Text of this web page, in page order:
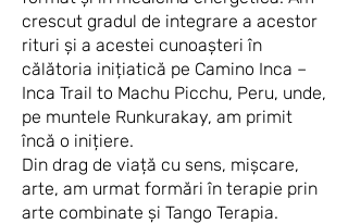
crescut gradul de integrare a acestor
rituri și a acestei cunoașteri în
călătoria inițiatică pe Camino Inca –
Inca Trail to Machu Picchu, Peru, unde,
pe muntele Runkurakay, am primit
încă o inițiere.
Din drag de viață cu sens, mișcare,
arte, am urmat formări în terapie prin
arte combinate și Tango Terapia.